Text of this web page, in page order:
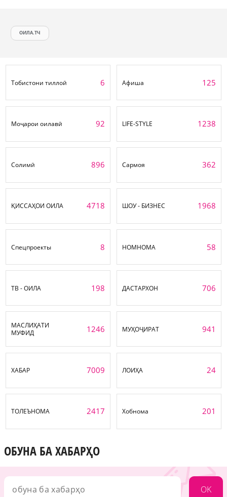
ОИЛА.ТЧ
Тобистони тиллоӣ 6 Афиша 125
Моҷарои оилавӣ 92 LIFE-STYLE 1238
Солимӣ 896 Сармоя 362
ҚИССАҲОИ ОИЛА 4718 ШОУ - БИЗНЕС 1968
Спецпроекты 8 НОМНОМА 58
ТВ - ОИЛА 198 ДАСТАРХОН 706
МАСЛИҲАТИ
МУФИД
1246 МУҲОҶИРАТ 941
ХАБАР 7009 ЛОИҲА 24
ТОЛЕЪНОМА 2417 Хобнома 201
ОБУНА БА ХАБАРҲО
OK